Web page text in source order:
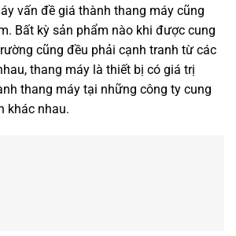
vấn đề giá thành thang máy cũng
Bất kỳ sản phẩm nào khi được cung
cũng đều phải cạnh tranh từ các
thang máy là thiết bị có giá trị
thang máy tại những công ty cung
khác nhau.